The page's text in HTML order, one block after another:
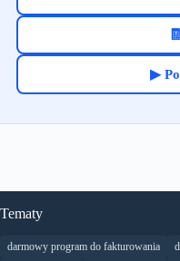
▶
Tematy
darmowy program do fakturowania